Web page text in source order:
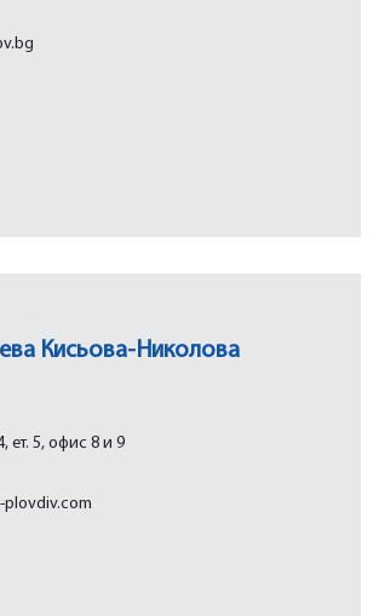
Кисьова-Николова
ет. 5, офис 8 и 9
plovdiv.com